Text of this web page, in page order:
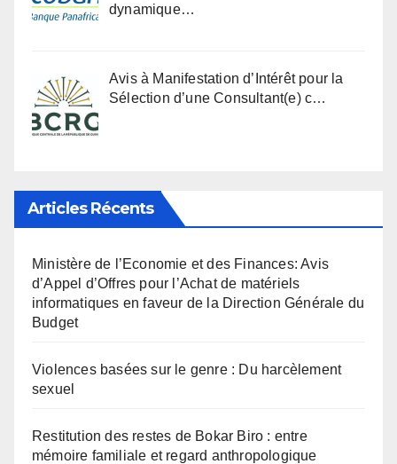
dynamique…
Avis à Manifestation d’Intérêt pour la
Sélection d’une Consultant(e) c…
Articles Récents
Ministère de l’Economie et des Finances: Avis
d’Appel d’Offres pour l’Achat de matériels
informatiques en faveur de la Direction Générale du
Budget
Violences basées sur le genre : Du harcèlement
sexuel
Restitution des restes de Bokar Biro : entre
mémoire familiale et regard anthropologique